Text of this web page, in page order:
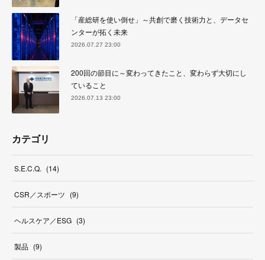
「産総研を使い倒せ」～共創で磨く技術力と、データセ
ンターが拓く未来
2026.07.27 23:00
200回の節目に～変わってきたこと、変わらず大切にし
ていること
2026.07.13 23:00
カテゴリ
S.E.C.Q. (14)
CSR／スポーツ (9)
ヘルスケア／ESG (3)
製品 (9)